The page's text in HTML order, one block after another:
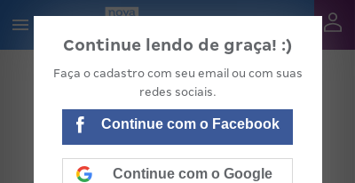
Continue lendo de graça! :)
Faça o cadastro com seu email ou com suas
redes sociais.
Continue com o Facebook
Continue com o Google